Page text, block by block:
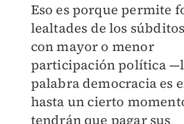
Eso es porque permite
lealtades de los
con mayor o menor
participación política
palabra democracia es
hasta un cierto
tendrán que pagar sus